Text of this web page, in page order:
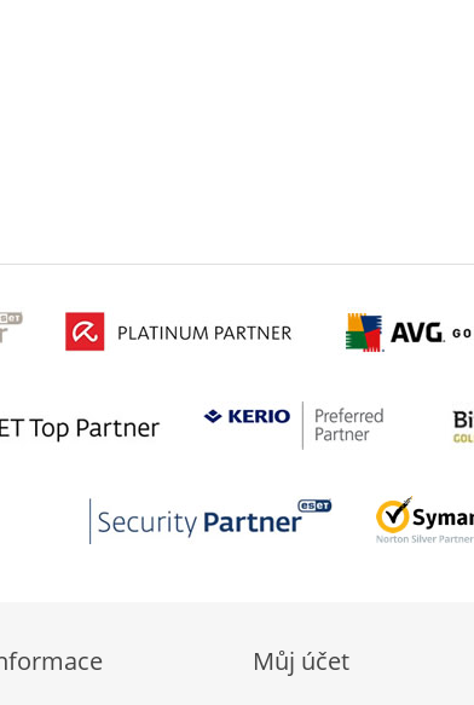
Můj účet